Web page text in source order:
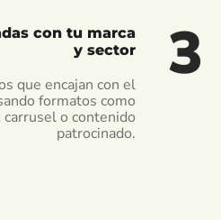
3
con tu marca
y sector
que encajan con el
formatos como
carrusel o contenido
patrocinado.